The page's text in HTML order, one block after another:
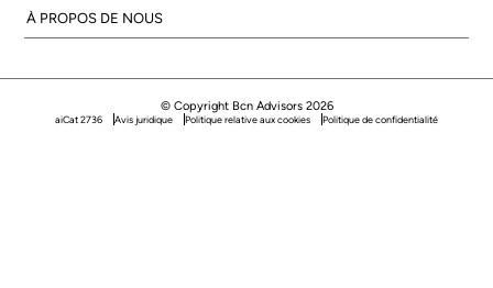
À PROPOS DE NOUS
© Copyright Bcn Advisors 2026
aiCat 2736 Avis juridique Politique relative aux cookies Politique de confidentialité